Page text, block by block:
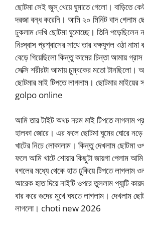
ছোটমা সেই জুস্ খেয়ে ঘুমাতে গেলো। বাড়িতে
দরজা বন্ধ করেনি। আমি ২০ মিনিট বাদ গেলাম
ঢুকলাম দেখি ছোটমা ঘুমোচ্ছে। তিনি পড়েছিলেন
নিঃস্বাস প্রশ্বাসের সাথে তার বক্ষযুগল ওঠা
বেড়ে গিয়েছিলো কিন্তু কামের চিন্তা আমায়
সেক্সি শরীরটা আমায় চুম্বকের মতো টানছিলো।
ছোটমার মাই টিপতে লাগলাম। ছোটমার
golpo online
আমি তার টাইট অথচ নরম মাই টিপতে লাগলাম
হালকা জোরে। এর ফলে ছোটমা ঘুমের ঘোরে
খাটের নিচে লোকালাম। কিন্তু দেখলাম ছোটমা
ফলে আমি খাটে শোয়ার কিছুটা জায়গা পেলাম
বগলের মধ্যে থেকে হাত ঢুকিয়ে টিপতে লাগলাম
আরেক হাত দিয়ে নাইটি ওপরে তুললাম প্যান্টি
বার করে গুদের মুখে ঘষতে লাগলাম। দেখলাম
লাগলো। choti new 2026